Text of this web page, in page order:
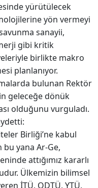
yürütülecek
yön vermeyi
sanayii,
gibi kritik
birlikte makro
planlanıyor.
bulunan Rektör
geleceğe dönük
olduğunu vurguladı.
Birliği’ne kabul
yana Ar-Ge,
attığımız kararlı
Ülkemizin bilimsel
İTÜ, ODTÜ, YTÜ,